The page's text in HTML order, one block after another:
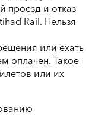
проезд и отказ
Rail. Нельзя
или ехать
оплачен. Такое
или их